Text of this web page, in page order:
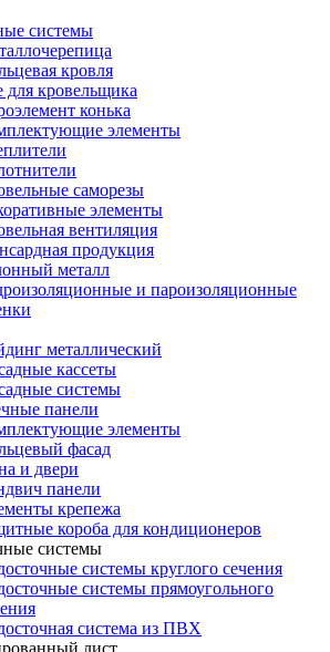
системы
кровля
для кровельщика
конька
элементы
саморезы
элементы
вентиляция
продукция
металл
и пароизоляционные
металлический
кассеты
системы
панели
элементы
фасад
и двери
панели
крепежа
короба для кондиционеров
системы
системы круглого сечения
системы прямоугольного
система из ПВХ
лист